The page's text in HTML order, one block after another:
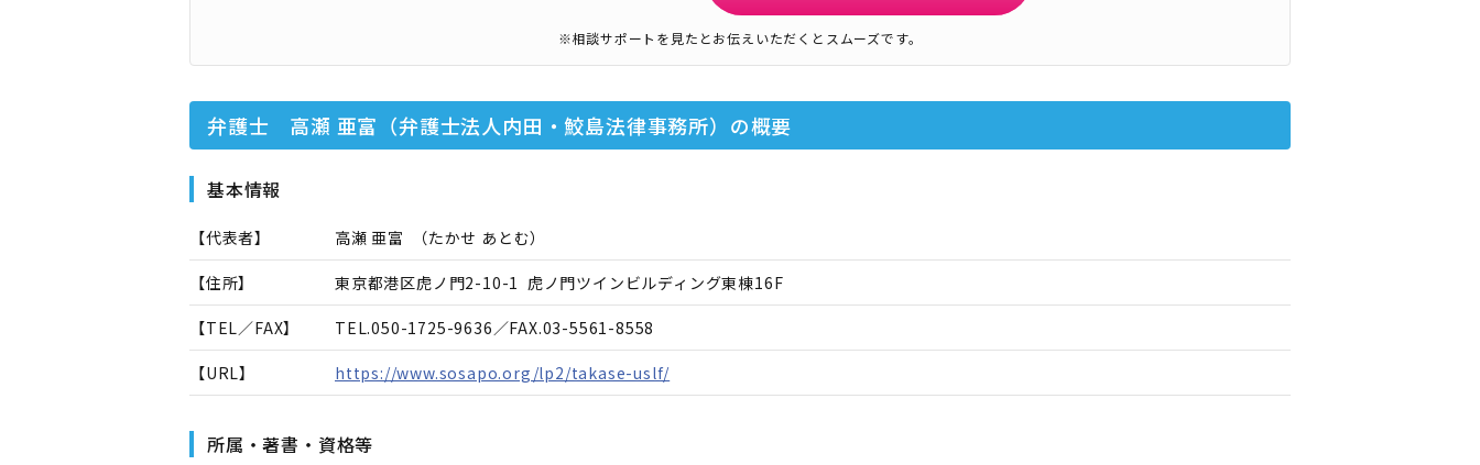
※相談サポートを見たとお伝えいただくとスムーズです。
弁護士 高瀬 亜富（弁護士法人内田・鮫島法律事務所） の概要
基本情報
【代表者】 高瀬 亜富 （たかせ あとむ）
【住所】 東京都港区虎ノ門2-10-1 虎ノ門ツインビルディング東棟16F
【TEL／FAX】 TEL.050-1725-9636 ／FAX.03-5561-8558
【URL】 https://www.sosapo.org/lp2/takase-uslf/
所属・著書・資格等